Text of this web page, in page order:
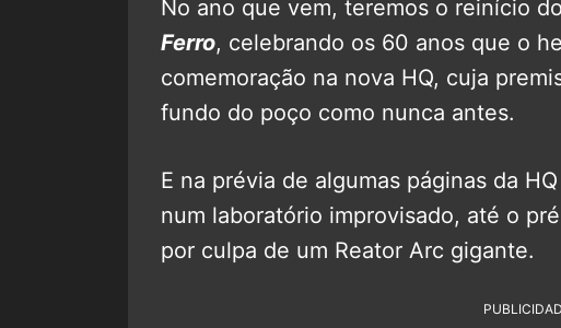
No ano que vem, teremos o reinício
Ferro, celebrando os 60 anos que o
comemoração na nova HQ, cuja
fundo do poço como nunca antes.
E na prévia de algumas páginas da
num laboratório improvisado, até o
por culpa de um Reator Arc gigante.